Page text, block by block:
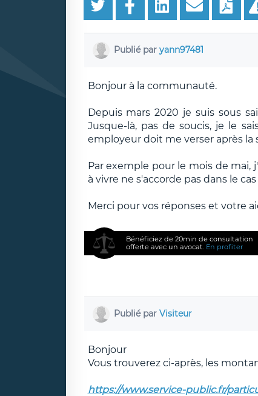
Publié par yann97481
Bonjour à la communauté.
Depuis mars 2020 je suis sous
Jusque-là, pas de soucis, je le
employeur doit me verser après la
Par exemple pour le mois de mai,
à vivre ne s'accorde pas dans le
Merci pour vos réponses et votre
Bénéficiez de 20min de consultation
offerte avec un avocat. En profiter
Publié par Visiteur
Bonjour
Vous trouverez ci-après, les
https://www.service-public.fr/